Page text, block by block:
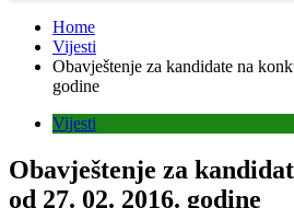
Home
Vijesti
Obavještenje za kandidate na
godine
Vijesti
Obavještenje za
od 27. 02. 2016. godine